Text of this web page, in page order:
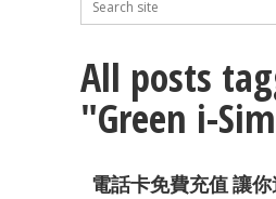
All posts
"Green i-
電話卡免費充值 讓